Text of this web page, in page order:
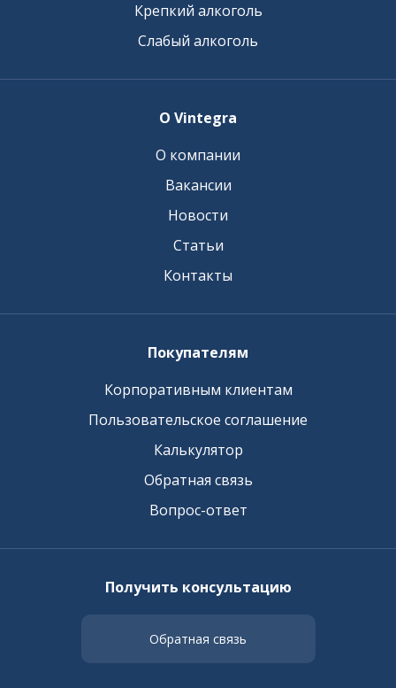
Крепкий алкоголь
Слабый алкоголь
О Vintegra
О компании
Вакансии
Новости
Статьи
Контакты
Покупателям
Корпоративным клиентам
Пользовательское соглашение
Калькулятор
Обратная связь
Вопрос-ответ
Получить консультацию
Обратная связь